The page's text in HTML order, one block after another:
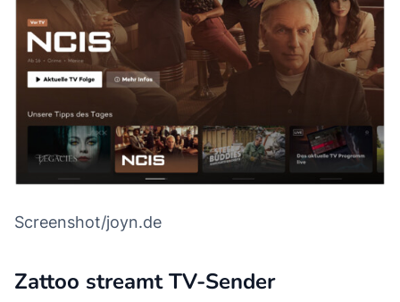
Screenshot/joyn.de
Zattoo streamt TV-Sender